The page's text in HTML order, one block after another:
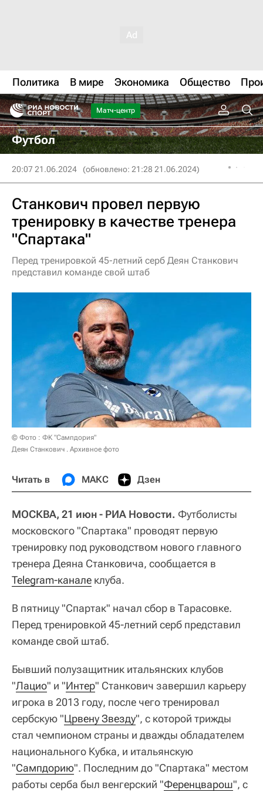
Политика В мире Экономика Общество
Матч-центр
Футбол
20:07 21.06.2024 (обновлено: 21:28 21.06.2024)
Станкович провел первую
тренировку в качестве тренера
"Спартака"
Перед тренировкой 45-летний серб Деян Станкович
представил команде свой штаб
© Фото : ФК "Сампдория"
Деян Станкович . Архивное фото
Читать в МАКС Дзен
МОСКВА, 21 июн - РИА Новости. Футболисты
московского "Спартака" проводят первую
тренировку под руководством нового главного
тренера Деяна Станковича, сообщается в
Telegram-канале клуба.
В пятницу "Спартак" начал сбор в Тарасовке.
Перед тренировкой 45-летний серб представил
команде свой штаб.
Бывший полузащитник итальянских клубов
"Лацио" и "Интер" Станкович завершил карьеру
игрока в 2013 году, после чего тренировал
сербскую "Црвену Звезду", с которой трижды
стал чемпионом страны и дважды обладателем
национального Кубка, и итальянскую
"Сампдорию". Последним до "Спартака" местом
работы серба был венгерский "Ференцварош", с